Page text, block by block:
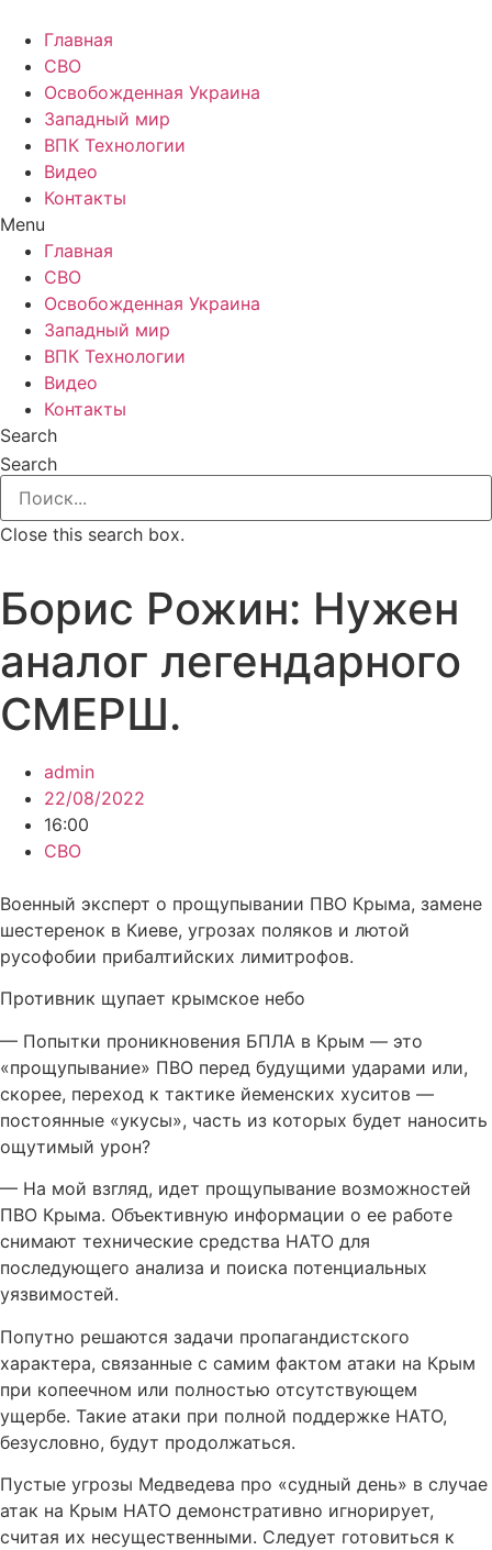
Главная
СВО
Освобожденная Украина
Западный мир
ВПК Технологии
Видео
Контакты
Menu
Главная
СВО
Освобожденная Украина
Западный мир
ВПК Технологии
Видео
Контакты
Search
Search
Close this search box.
Борис Рожин: Нужен
аналог легендарного
СМЕРШ.
admin
22/08/2022
16:00
СВО
Военный эксперт о прощупывании ПВО Крыма, замене
шестеренок в Киеве, угрозах поляков и лютой
русофобии прибалтийских лимитрофов.
Противник щупает крымское небо
— Попытки проникновения БПЛА в Крым — это
«прощупывание» ПВО перед будущими ударами или,
скорее, переход к тактике йеменских хуситов —
постоянные «укусы», часть из которых будет наносить
ощутимый урон?
— На мой взгляд, идет прощупывание возможностей
ПВО Крыма. Объективную информации о ее работе
снимают технические средства НАТО для
последующего анализа и поиска потенциальных
уязвимостей.
Попутно решаются задачи пропагандистского
характера, связанные с самим фактом атаки на Крым
при копеечном или полностью отсутствующем
ущербе. Такие атаки при полной поддержке НАТО,
безусловно, будут продолжаться.
Пустые угрозы Медведева про «судный день» в случае
атак на Крым НАТО демонстративно игнорирует,
считая их несущественными. Следует готовиться к